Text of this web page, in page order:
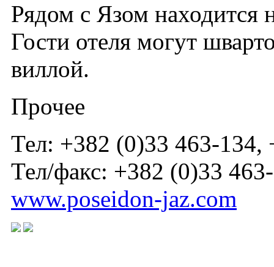
Рядом с Язом находится
Гости отеля могут
виллой.
Прочее
Тел: +382 (0)33 463-134,
Тел/факс: +382 (0)33
www.poseidon-jaz.com